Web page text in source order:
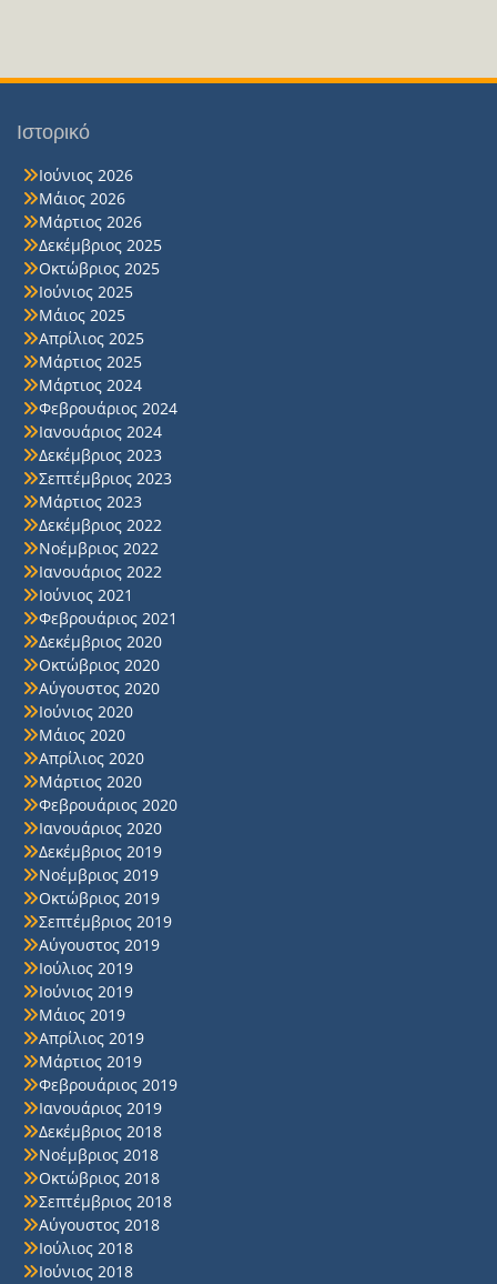
Ιστορικό
Ιούνιος 2026
Μάιος 2026
Μάρτιος 2026
Δεκέμβριος 2025
Οκτώβριος 2025
Ιούνιος 2025
Μάιος 2025
Απρίλιος 2025
Μάρτιος 2025
Μάρτιος 2024
Φεβρουάριος 2024
Ιανουάριος 2024
Δεκέμβριος 2023
Σεπτέμβριος 2023
Μάρτιος 2023
Δεκέμβριος 2022
Νοέμβριος 2022
Ιανουάριος 2022
Ιούνιος 2021
Φεβρουάριος 2021
Δεκέμβριος 2020
Οκτώβριος 2020
Αύγουστος 2020
Ιούνιος 2020
Μάιος 2020
Απρίλιος 2020
Μάρτιος 2020
Φεβρουάριος 2020
Ιανουάριος 2020
Δεκέμβριος 2019
Νοέμβριος 2019
Οκτώβριος 2019
Σεπτέμβριος 2019
Αύγουστος 2019
Ιούλιος 2019
Ιούνιος 2019
Μάιος 2019
Απρίλιος 2019
Μάρτιος 2019
Φεβρουάριος 2019
Ιανουάριος 2019
Δεκέμβριος 2018
Νοέμβριος 2018
Οκτώβριος 2018
Σεπτέμβριος 2018
Αύγουστος 2018
Ιούλιος 2018
Ιούνιος 2018